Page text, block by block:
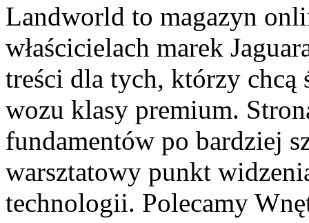
Landworld to magazyn
właścicielach marek
treści dla tych, którzy chcą
wozu klasy premium.
fundamentów po bardziej
warsztatowy punkt
technologii. Polecamy